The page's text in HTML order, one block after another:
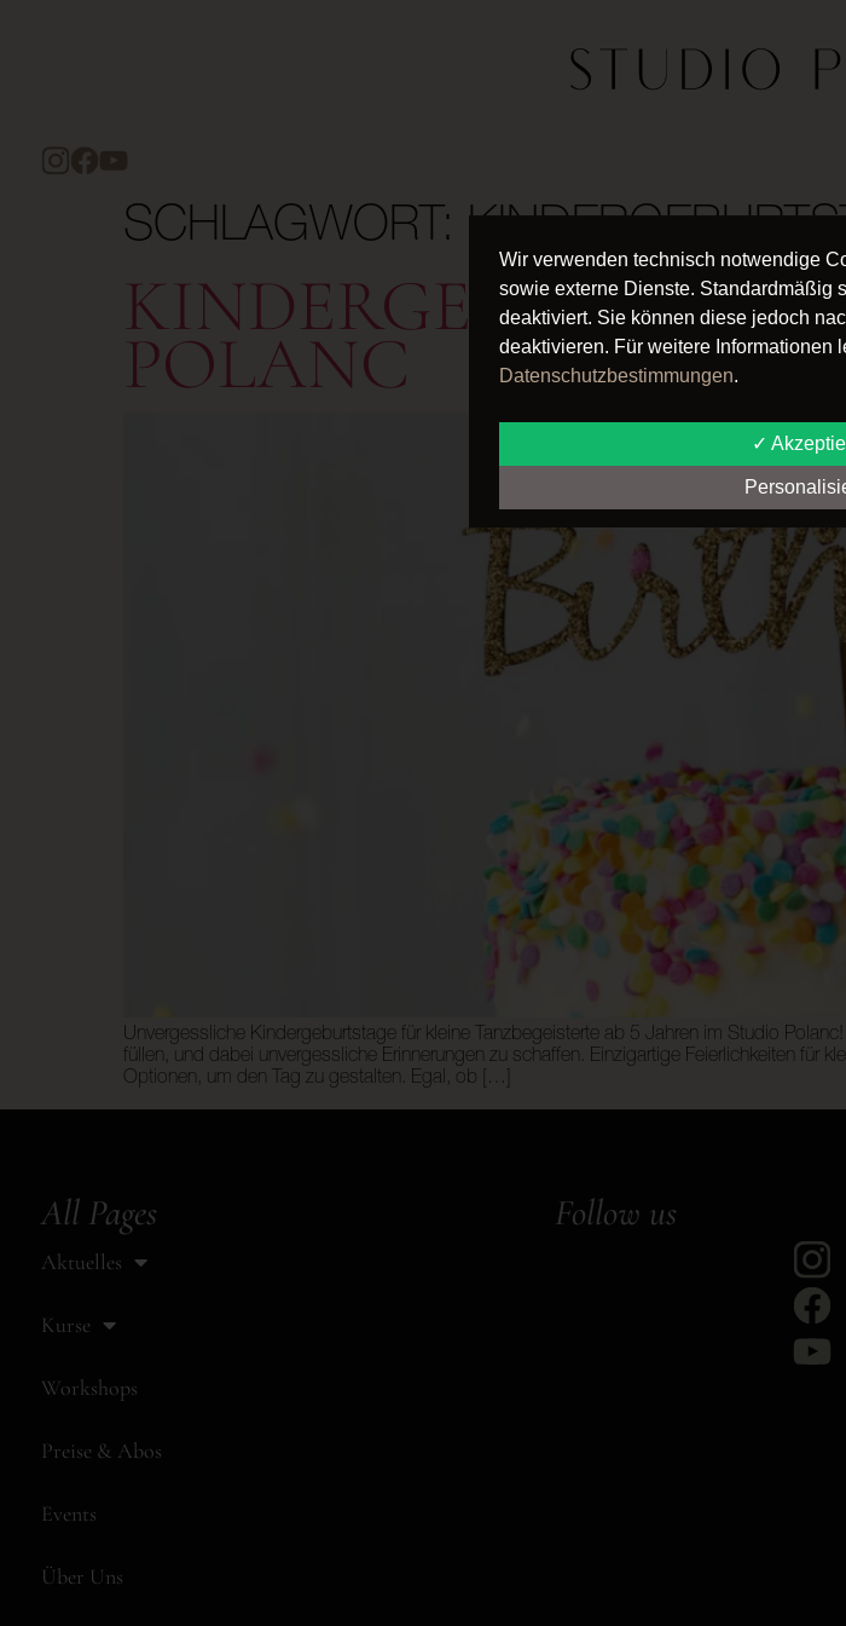
SCHLAGWORT:
POLANC
Unvergessliche Kindergeburtstage für kleine Tanzbegeisterte ab 5 Jahren im Studio
füllen, und dabei unvergessliche Erinnerungen zu schaffen. Einzigartige Feierlichkeiten für
Optionen, um den Tag zu gestalten. Egal, ob […]
All Pages
Aktuelles
Kurse
Workshops
Preise & Abos
Events
Über Uns
Follow us
Wir verwenden technisch notwendige
sowie externe Dienste. Standardmäßig
deaktiviert. Sie können diese jedoch
deaktivieren. Für weitere Informationen
Datenschutzbestimmungen.
✓